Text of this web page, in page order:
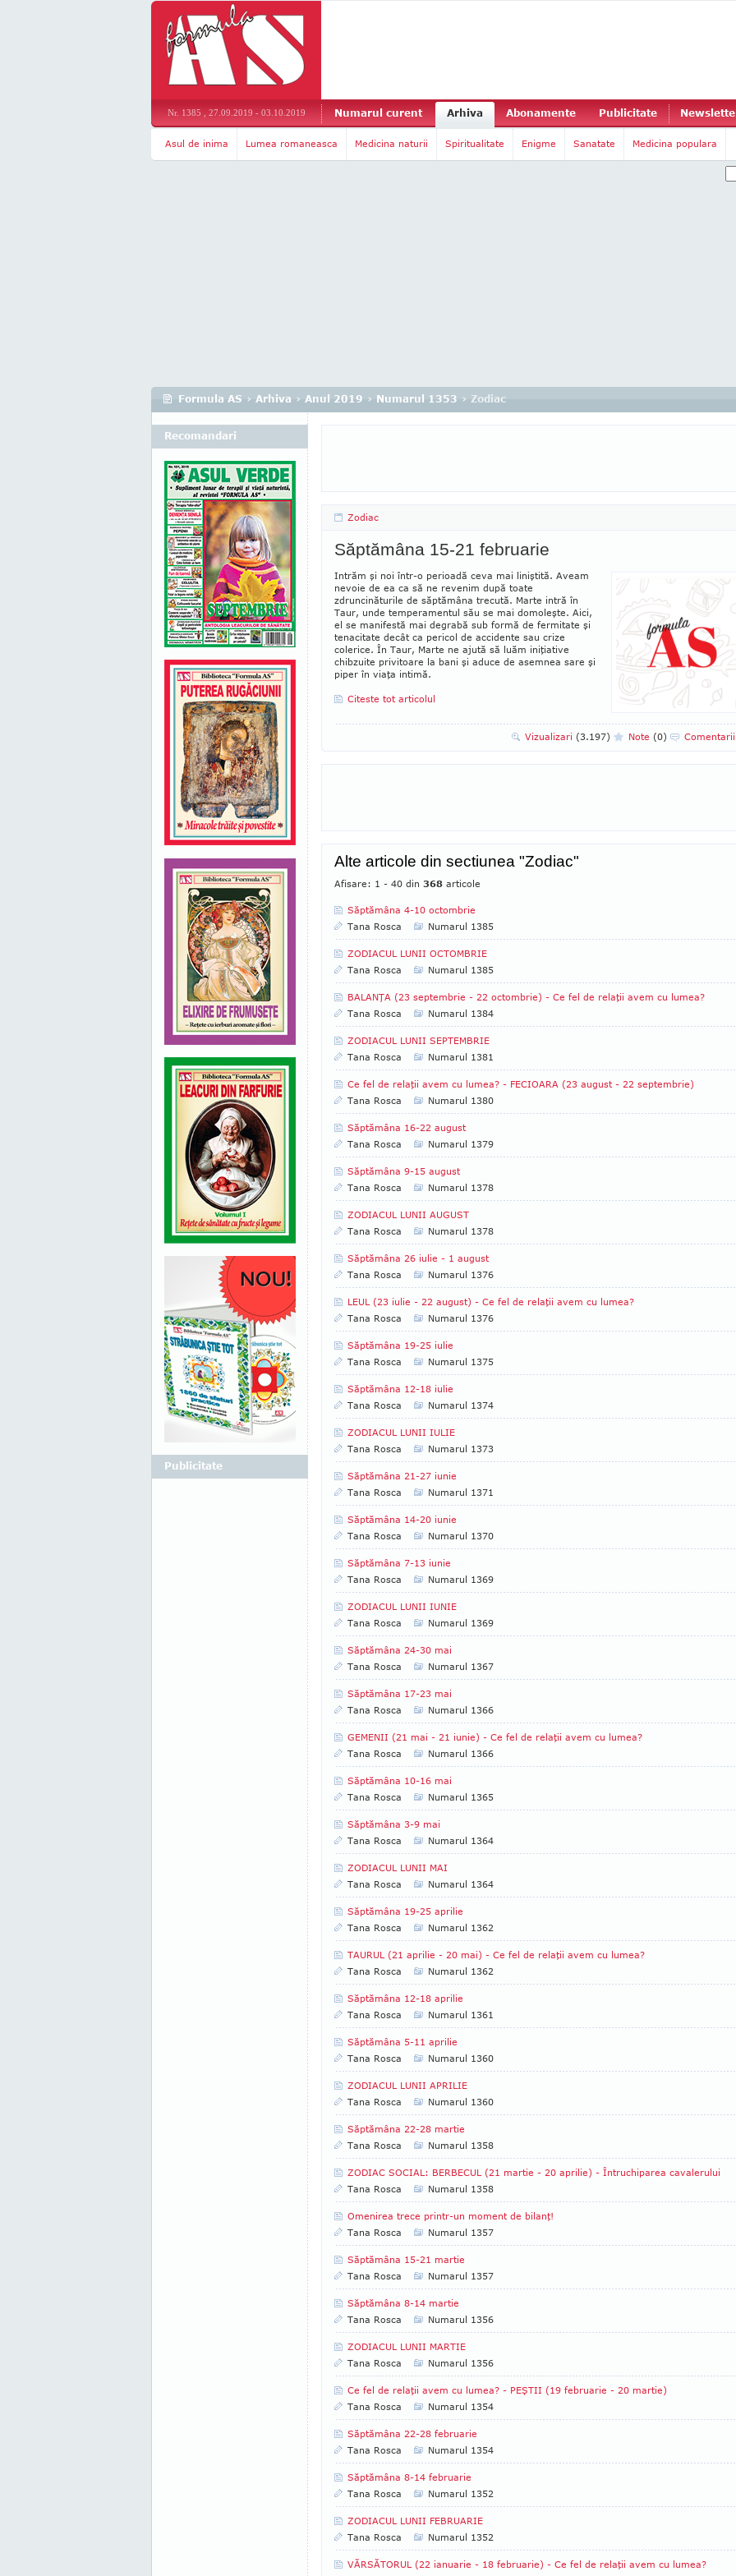
Nr. 1385 , 27.09.2019 - 03.10.2019 Numarul curent Arhiva Abonamente Publicitate
Asul de inima Lumea romaneasca Medicina naturii Spiritualitate Enigme Sanatate Medicina populara
Formula AS › Arhiva › Anul 2019 › Numarul 1353 › Zodiac
Zodiac
Săptămâna 15-21 februarie
Intrăm şi noi într-o perioadă ceva mai li­niş­tită. Aveam
nevoie de ea ca să ne revenim după toate
zdruncinăturile de săptămâna trecută. Marte intră în
Taur, unde temperamentul său se mai do­moleşte. Aici,
el se manifestă mai de­grabă sub for­mă de fermitate şi
tenacitate decât ca pericol de ac­cidente sau crize
colerice. În Taur, Marte ne ajută să luăm iniţiative
chibzuite pri­vi­toare la bani şi aduce de asemnea sare şi
piper în viaţa intimă.
Citeste tot articolul
Vizualizari (3.197) Note (0) Comentarii
Alte articole din sectiunea "Zodiac"
Afisare: 1 - 40 din 368 articole
Săptămâna 4-10 octombrie
Tana Rosca
Numarul 1385
ZODIACUL LUNII OCTOMBRIE
Tana Rosca
Numarul 1385
BALANŢA (23 septembrie - 22 octombrie) - Ce fel de relaţii avem cu lumea?
Tana Rosca
Numarul 1384
ZODIACUL LUNII SEPTEMBRIE
Tana Rosca
Numarul 1381
Ce fel de relaţii avem cu lumea? - FECIOARA (23 august - 22 septembrie)
Tana Rosca
Numarul 1380
Săptămâna 16-22 august
Tana Rosca
Numarul 1379
Săptămâna 9-15 august
Tana Rosca
Numarul 1378
ZODIACUL LUNII AUGUST
Tana Rosca
Numarul 1378
Săptămâna 26 iulie - 1 august
Tana Rosca
Numarul 1376
LEUL (23 iulie - 22 august) - Ce fel de relaţii avem cu lumea?
Tana Rosca
Numarul 1376
Săptămâna 19-25 iulie
Tana Rosca
Numarul 1375
Săptămâna 12-18 iulie
Tana Rosca
Numarul 1374
ZODIACUL LUNII IULIE
Tana Rosca
Numarul 1373
Săptămâna 21-27 iunie
Tana Rosca
Numarul 1371
Săptămâna 14-20 iunie
Tana Rosca
Numarul 1370
Săptămâna 7-13 iunie
Tana Rosca
Numarul 1369
ZODIACUL LUNII IUNIE
Tana Rosca
Numarul 1369
Săptămâna 24-30 mai
Tana Rosca
Numarul 1367
Săptămâna 17-23 mai
Tana Rosca
Numarul 1366
GEMENII (21 mai - 21 iunie) - Ce fel de relaţii avem cu lumea?
Tana Rosca
Numarul 1366
Săptămâna 10-16 mai
Tana Rosca
Numarul 1365
Săptămâna 3-9 mai
Tana Rosca
Numarul 1364
ZODIACUL LUNII MAI
Tana Rosca
Numarul 1364
Săptămâna 19-25 aprilie
Tana Rosca
Numarul 1362
TAURUL (21 aprilie - 20 mai) - Ce fel de relaţii avem cu lumea?
Tana Rosca
Numarul 1362
Săptămâna 12-18 aprilie
Tana Rosca
Numarul 1361
Săptămâna 5-11 aprilie
Tana Rosca
Numarul 1360
ZODIACUL LUNII APRILIE
Tana Rosca
Numarul 1360
Săptămâna 22-28 martie
Tana Rosca
Numarul 1358
ZODIAC SOCIAL: BERBECUL (21 martie - 20 aprilie) - Întruchiparea cavalerului
Tana Rosca
Numarul 1358
Omenirea trece printr-un moment de bilanţ!
Tana Rosca
Numarul 1357
Săptămâna 15-21 martie
Tana Rosca
Numarul 1357
Săptămâna 8-14 martie
Tana Rosca
Numarul 1356
ZODIACUL LUNII MARTIE
Tana Rosca
Numarul 1356
Ce fel de relaţii avem cu lumea? - PEŞTII (19 februarie - 20 martie)
Tana Rosca
Numarul 1354
Săptămâna 22-28 februarie
Tana Rosca
Numarul 1354
Săptămâna 8-14 februarie
Tana Rosca
Numarul 1352
ZODIACUL LUNII FEBRUARIE
Tana Rosca
Numarul 1352
VĂRSĂTORUL (22 ianuarie - 18 februarie) - Ce fel de relaţii avem cu lumea?
Recomandari
Publicitate